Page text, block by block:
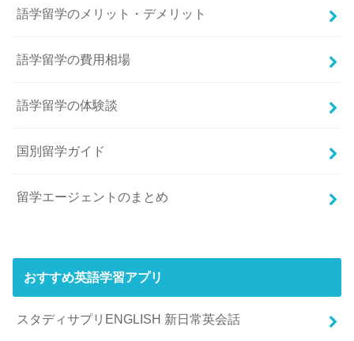
語学留学のメリット・デメリット
語学留学の費用相場
語学留学の体験談
国別留学ガイド
留学エージェントのまとめ
おすすめ英語学習アプリ
スタディサプリENGLISH 新日常英会話